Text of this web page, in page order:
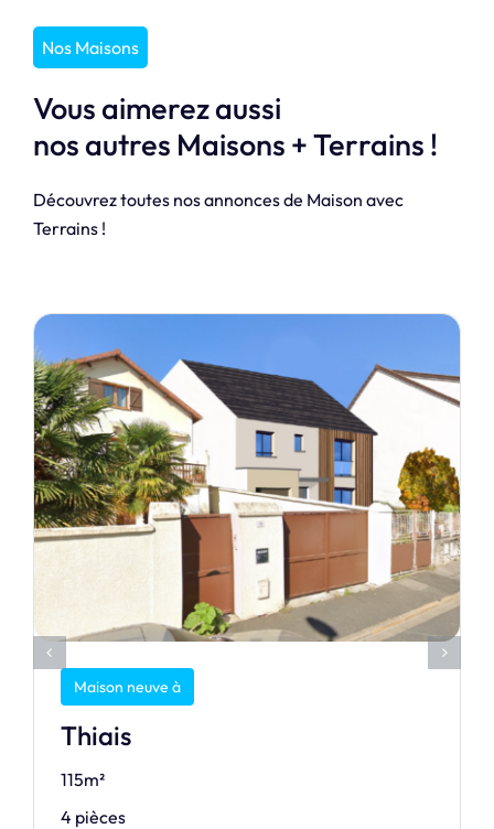
Nos Maisons
Vous aimerez aussi
nos autres Maisons + Terrains !
Découvrez toutes nos annonces de Maison avec
Terrains !
Maison neuve à
Thiais
115m²
4 pièces